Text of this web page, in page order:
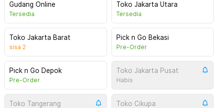
Gudang Online
Tersedia
Toko Jakarta Utara
Tersedia
Toko Jakarta Barat
sisa 2
Pick n Go Bekasi
Pre-Order
Pick n Go Depok
Pre-Order
Toko Jakarta Pusat
Habis
Toko Tangerang Toko Cikupa